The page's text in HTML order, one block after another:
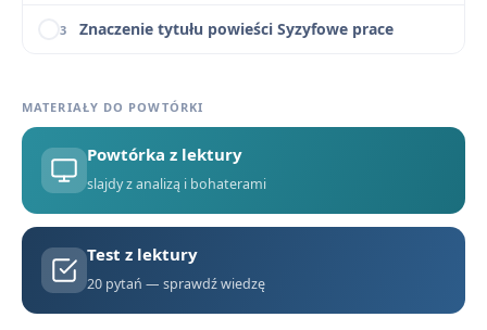
3 Znaczenie tytułu powieści Syzyfowe prace
5 Narracja, język i styl w Syzyfowych pracach
6 Syzyfowe prace - bohaterowie
7 Czas i miejsce akcji Syzyfowych prac
8
MATERIAŁY DO POWTÓRKI
Powtórka z lektury
slajdy z analizą i bohaterami
Test z lektury
20 pytań — sprawdź wiedzę